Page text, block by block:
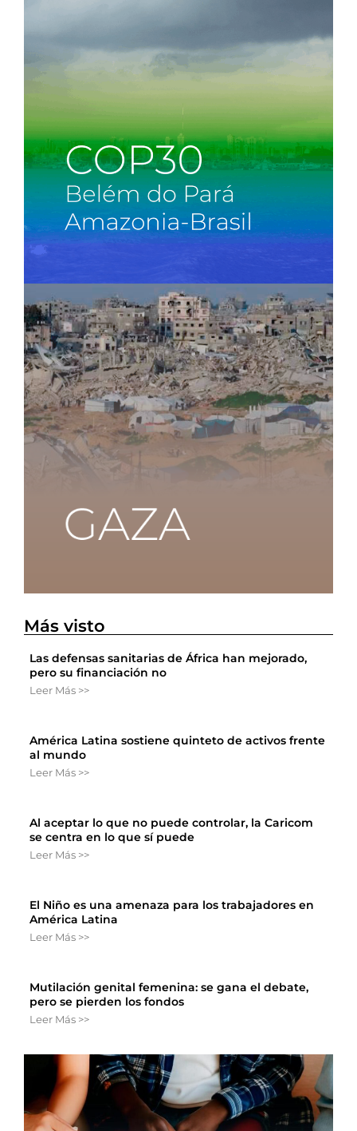
Más visto
Las defensas sanitarias de África han mejorado,
pero su financiación no
Leer Más >>
América Latina sostiene quinteto de activos frente
al mundo
Leer Más >>
Al aceptar lo que no puede controlar, la Caricom
se centra en lo que sí puede
Leer Más >>
El Niño es una amenaza para los trabajadores en
América Latina
Leer Más >>
Mutilación genital femenina: se gana el debate,
pero se pierden los fondos
Leer Más >>